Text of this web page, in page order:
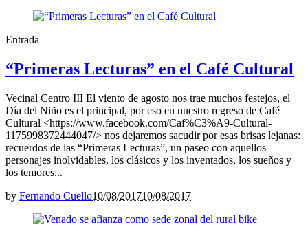
Entrada
“Primeras Lecturas” en el Café Cultural
Vecinal Centro III El viento de agosto nos trae muchos festejos, el
Día del Niño es el principal, por eso en nuestro regreso de Café
Cultural <https://www.facebook.com/Caf%C3%A9-Cultural-
1175998372444047/> nos dejaremos sacudir por esas brisas lejanas:
recuerdos de las “Primeras Lecturas”, un paseo con aquellos
personajes inolvidables, los clásicos y los inventados, los sueños y
los temores...
by Fernando Cuello10/08/201710/08/2017